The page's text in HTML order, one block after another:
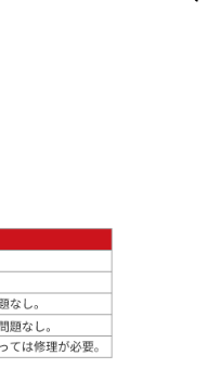
ヴィンテージ